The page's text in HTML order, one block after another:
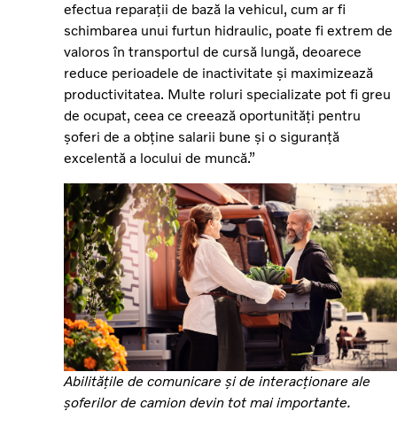
efectua reparații de bază la vehicul, cum ar fi
schimbarea unui furtun hidraulic, poate fi extrem de
valoros în transportul de cursă lungă, deoarece
reduce perioadele de inactivitate și maximizează
productivitatea. Multe roluri specializate pot fi greu
de ocupat, ceea ce creează oportunități pentru
șoferi de a obține salarii bune și o siguranță
excelentă a locului de muncă.”
Abilitățile de comunicare și de interacționare ale
șoferilor de camion devin tot mai importante.